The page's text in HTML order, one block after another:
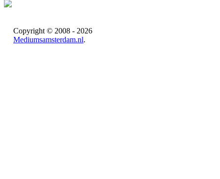
Copyright © 2008 - 2026
Mediumsamsterdam.nl.